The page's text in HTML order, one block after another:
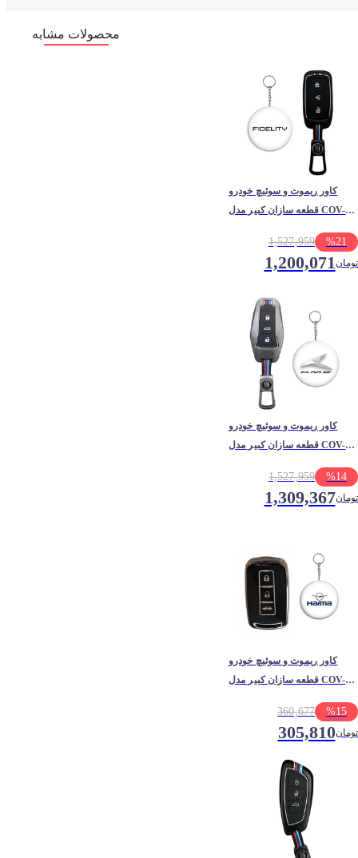
محصولات مشابه
کاور ریموت و سوئیچ خودرو
قطعه سازان کبیر مدل COV-
برای فیدلیتی به همراه
جاسوئیچی
1,527,959 %21
1,200,071تومان
کاور ریموت و سوئیچ خودرو
قطعه سازان کبیر مدل COV-
سی X5 به همراه جاسوئیچی
1,527,959 %14
1,309,367تومان
کاور ریموت و سوئیچ خودرو
قطعه سازان کبیر مدل COV-
هایما S7 به همراه جاسوئیچی
360,677 %15
305,810تومان